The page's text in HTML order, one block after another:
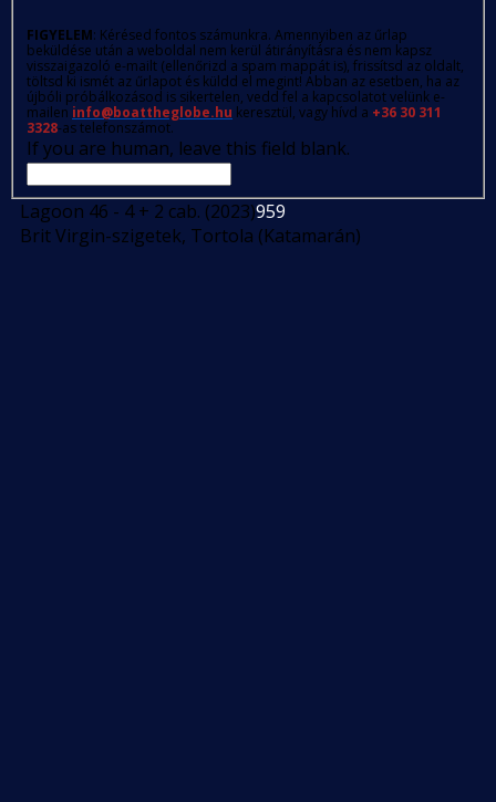
FIGYELEM: Kérésed fontos számunkra. Amennyiben az űrlap
beküldése után a weboldal nem kerül átirányításra és nem kapsz
visszaigazoló e-mailt (ellenőrizd a spam mappát is), frissítsd az oldalt,
töltsd ki ismét az űrlapot és küldd el megint! Abban az esetben, ha az
újbóli próbálkozásod is sikertelen, vedd fel a kapcsolatot velünk e-
mailen info@boattheglobe.hu keresztül, vagy hívd a +36 30 311
3328-as telefonszámot.
If you are human, leave this field blank.
Lagoon 46 - 4 + 2 cab. (2023)959
Brit Virgin-szigetek, Tortola (Katamarán)